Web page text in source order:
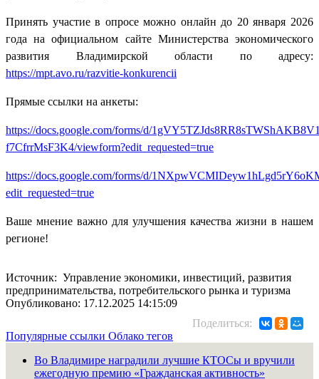
Принять участие в опросе можно онлайн до 20 января 2026
года на официальном сайте Министерства экономического
развития Владимирской области по адресу:
https://mpt.avo.ru/razvitie-konkurencii
Прямые ссылки на анкеты:
https://docs.google.com/forms/d/
f7CfrrMsF3K4/viewform?edit_requested=true
https://docs.google.com/forms/d/
edit_requested=true
Ваше мнение важно для улучшения качества жизни в нашем
регионе!
Источник: Управление экономики, инвестиций, развития
предпринимательства, потребительского рынка и туризма
Опубликовано: 17.12.2025 14:15:09
Поделиться:
Популярные ссылки Облако тегов
Во Владимире наградили лучшие КТОСы и вручили
ежегодную премию «Гражданская активность»